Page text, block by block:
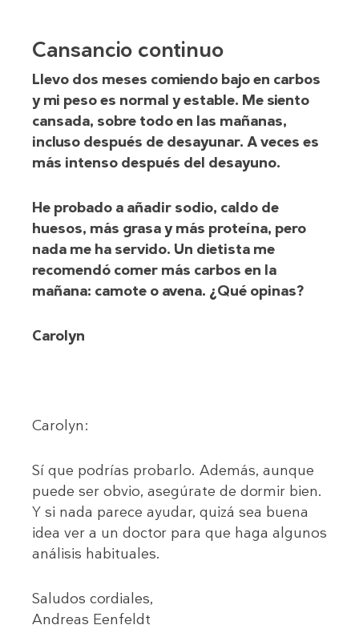
Cansancio continuo
Llevo dos meses comiendo bajo en carbos
y mi peso es normal y estable. Me siento
cansada, sobre todo en las mañanas,
incluso después de desayunar. A veces es
más intenso después del desayuno.
He probado a añadir sodio, caldo de
huesos, más grasa y más proteína, pero
nada me ha servido. Un dietista me
recomendó comer más carbos en la
mañana: camote o avena. ¿Qué opinas?
Carolyn
Carolyn:
Sí que podrías probarlo. Además, aunque
puede ser obvio, asegúrate de dormir bien.
Y si nada parece ayudar, quizá sea buena
idea ver a un doctor para que haga algunos
análisis habituales.
Saludos cordiales,
Andreas Eenfeldt